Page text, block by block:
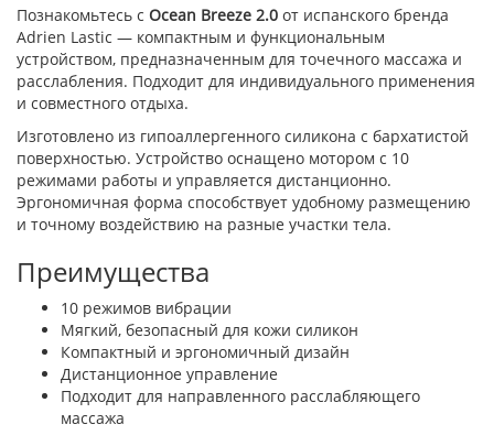
Познакомьтесь с Ocean Breeze 2.0 от испанского бренда
Adrien Lastic — компактным и функциональным
устройством, предназначенным для точечного массажа и
расслабления. Подходит для индивидуального применения
и совместного отдыха.
Изготовлено из гипоаллергенного силикона с бархатистой
поверхностью. Устройство оснащено мотором с 10
режимами работы и управляется дистанционно.
Эргономичная форма способствует удобному размещению
и точному воздействию на разные участки тела.
Преимущества
10 режимов вибрации
Мягкий, безопасный для кожи силикон
Компактный и эргономичный дизайн
Дистанционное управление
Подходит для направленного расслабляющего
массажа